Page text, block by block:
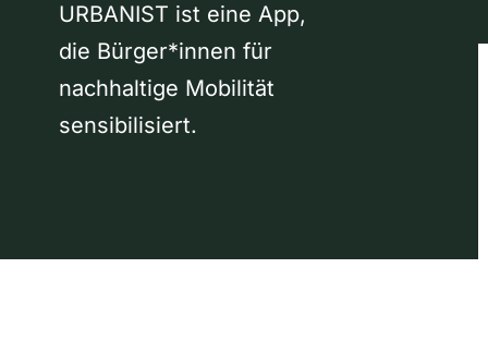
URBANIST ist eine App,
die Bürger*innen für
nachhaltige Mobilität
sensibilisiert.